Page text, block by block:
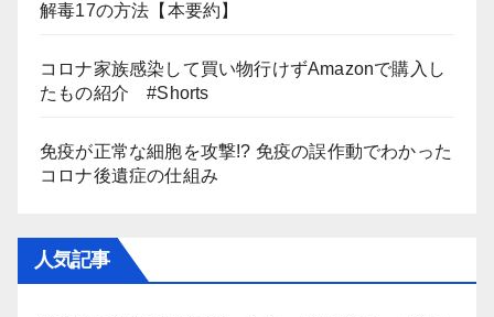
解毒17の方法【本要約】
コロナ家族感染して買い物行けずAmazonで購入し
たもの紹介 #Shorts
免疫が正常な細胞を攻撃!? 免疫の誤作動でわかった
コロナ後遺症の仕組み
人気記事